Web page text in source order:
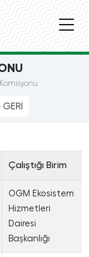
GERI
Çalıştığı Birim
OGM Ekosistem
Hizmetleri
Dairesi
Başkanlığı